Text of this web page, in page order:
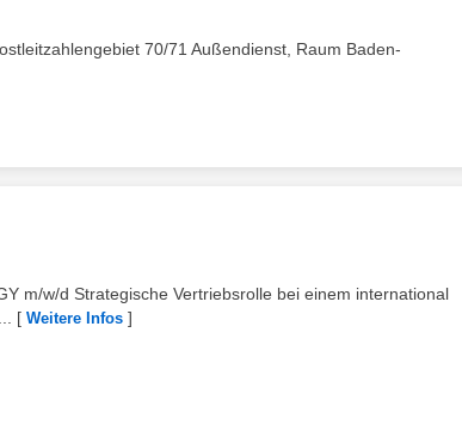
70/71 Außendienst, Raum Baden-
m/w/d Strategische Vertriebsrolle bei einem international
[ Weitere Infos ]